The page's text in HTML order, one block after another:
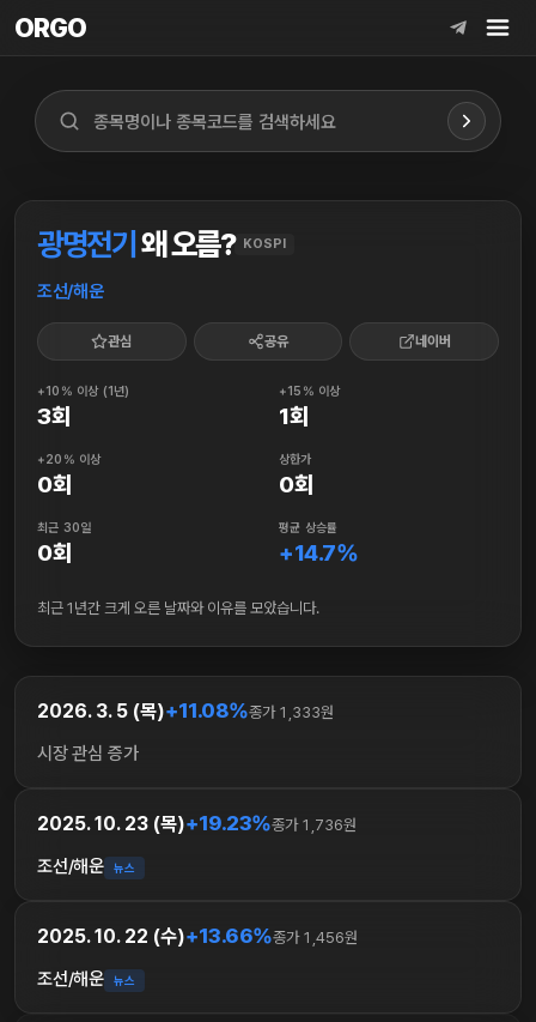
ORGO
ORGO
광명전기 왜 오름? KOSPI
조선/해운
관심 공유 네이버
+10% 이상 (1년)
3회
+15% 이상
1회
+20% 이상
0회
상한가
0회
최근 30일
0회
평균 상승률
+14.7%
최근 1년간 크게 오른 날짜와 이유를 모았습니다.
2026. 3. 5 (목)+11.08%종가 1,333원
시장 관심 증가
2025. 10. 23 (목)+19.23%종가 1,736원
조선/해운 뉴스
2025. 10. 22 (수)+13.66%종가 1,456원
조선/해운 뉴스